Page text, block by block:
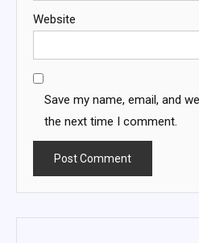
Website
Save my name, email, and
the next time I comment.